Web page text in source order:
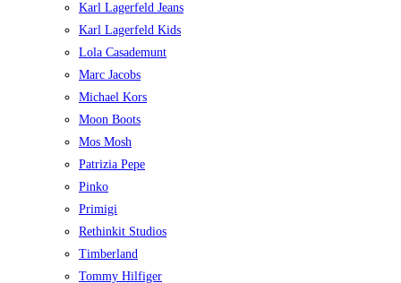
Karl Lagerfeld Jeans
Karl Lagerfeld Kids
Lola Casademunt
Marc Jacobs
Michael Kors
Moon Boots
Mos Mosh
Patrizia Pepe
Pinko
Primigi
Rethinkit Studios
Timberland
Tommy Hilfiger